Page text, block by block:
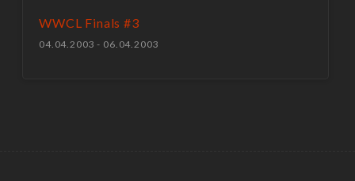
WWCL Finals #3
04.04.2003 - 06.04.2003